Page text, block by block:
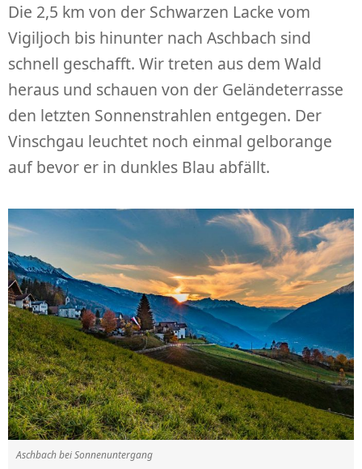
Die 2,5 km von der Schwarzen Lacke vom
Vigiljoch bis hinunter nach Aschbach sind
schnell geschafft. Wir treten aus dem Wald
heraus und schauen von der Geländeterrasse
den letzten Sonnenstrahlen entgegen. Der
Vinschgau leuchtet noch einmal gelborange
auf bevor er in dunkles Blau abfällt.
Aschbach bei Sonnenuntergang